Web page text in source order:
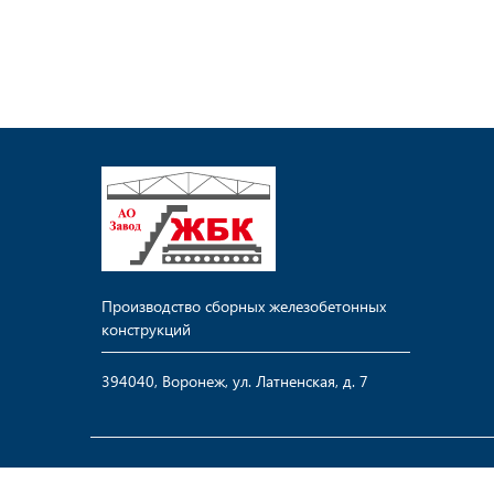
Производство сборных железобетонных
конструкций
394040, Воронеж, ул. Латненская, д. 7